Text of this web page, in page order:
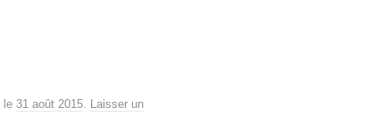
le 31 août 2015. Laisser un